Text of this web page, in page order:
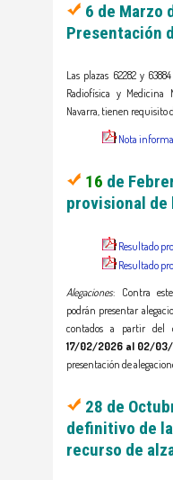
6 de Marzo
Presentación
Las plazas 62282 y
Radiofísica y Medicina
Navarra, tienen requisito
Nota
16 de
provisional de
Resultado
Resultado
Alegaciones: Contra
podrán presentar
contados a partir del
17/02/2026 al 02/
presentación de
28 de
definitivo de
recurso de